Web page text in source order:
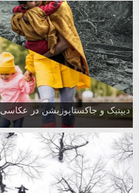
دیپتیک و جاکستا‌پوزیشن در عکاسی